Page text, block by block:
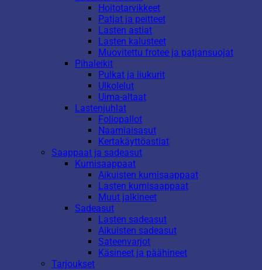
Hoitotarvikkeet
Patjat ja peitteet
Lasten astiat
Lasten kalusteet
Muovitettu frotee ja patjansuojat
Pihaleikit
Pulkat ja liukurit
Ulkolelut
Uima-altaat
Lastenjuhlat
Foliopallot
Naamiaisasut
Kertakäyttöastiat
Saappaat ja sadeasut
Kumisaappaat
Aikuisten kumisaappaat
Lasten kumisaappaat
Muut jalkineet
Sadeasut
Lasten sadeasut
Aikuisten sadeasut
Sateenvarjot
Käsineet ja päähineet
Tarjoukset